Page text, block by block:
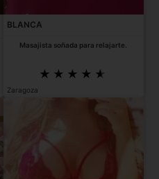
BLANCA
Masajista soñada para relajarte.
Zaragoza